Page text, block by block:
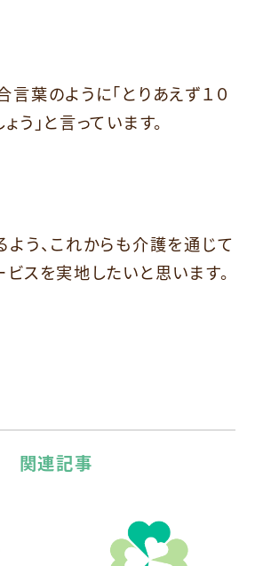
葉のように「とりあえず１０
う」と言っています。
う、これからも介護を通じて
スを実地したいと思います。
関連記事